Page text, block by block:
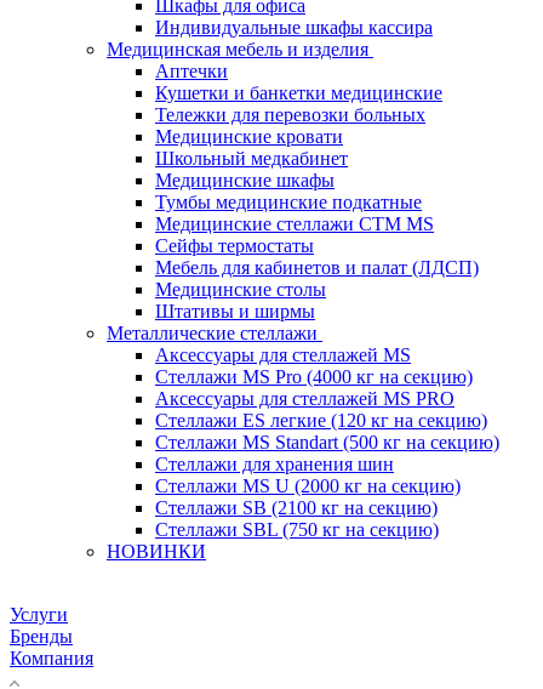
Шкафы для офиса
Индивидуальные шкафы кассира
Медицинская мебель и изделия
Аптечки
Кушетки и банкетки медицинские
Тележки для перевозки больных
Медицинские кровати
Школьный медкабинет
Медицинские шкафы
Тумбы медицинские подкатные
Медицинские стеллажи CTM MS
Сейфы термостаты
Мебель для кабинетов и палат (ЛДСП)
Медицинские столы
Штативы и ширмы
Металлические стеллажи
Аксессуары для стеллажей MS
Стеллажи MS Pro (4000 кг на секцию)
Аксессуары для стеллажей MS PRO
Стеллажи ES легкие (120 кг на секцию)
Стеллажи MS Standart (500 кг на секцию)
Стеллажи для хранения шин
Стеллажи MS U (2000 кг на секцию)
Стеллажи SB (2100 кг на секцию)
Стеллажи SBL (750 кг на секцию)
НОВИНКИ
Услуги
Бренды
Компания